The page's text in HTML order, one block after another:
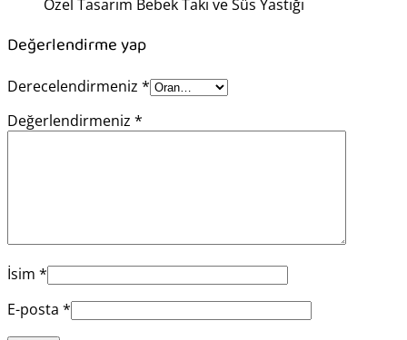
Özel Tasarım Bebek Takı ve Süs Yastığı
Değerlendirme yap
Derecelendirmeniz *
Değerlendirmeniz *
İsim *
E-posta *